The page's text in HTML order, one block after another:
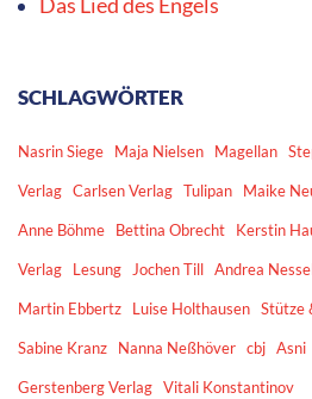
Das Lied des Engels
SCHLAGWÖRTER
Nasrin Siege Maja Nielsen Magellan
Verlag Carlsen Verlag Tulipan Maike
Anne Böhme Bettina Obrecht Kerstin
Verlag Lesung Jochen Till Andrea
Martin Ebbertz Luise Holthausen Stütze
Sabine Kranz Nanna Neßhöver cbj Asni
Gerstenberg Verlag Vitali Konstantinov